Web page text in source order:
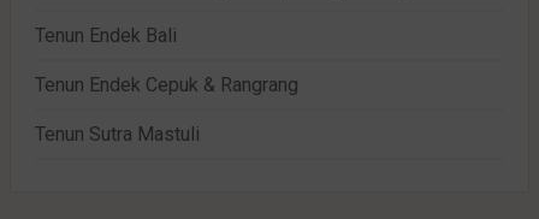
Tenun Endek Bali
Tenun Endek Cepuk & Rangrang
Tenun Sutra Mastuli